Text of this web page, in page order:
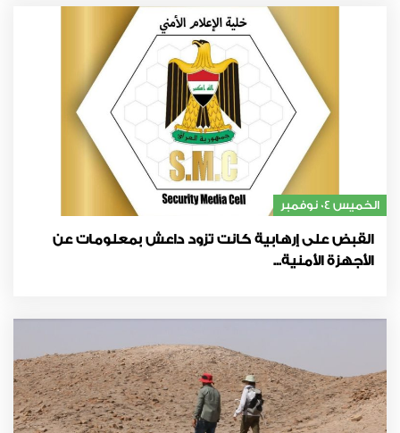
الخميس 04 نوفمبر
القبض على إرهابية كانت تزود داعش بمعلومات عن
الأجهزة الأمنية...